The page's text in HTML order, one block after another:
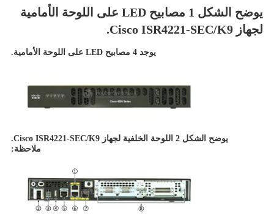
يوضح الشكل 1 مصابيح LED على اللوحة الأمامية
لجهاز Cisco ISR4221-SEC/K9.
يوجد 4 مصابيح LED على اللوحة الأمامية.
يوضح الشكل 2 اللوحة الخلفية لجهاز Cisco ISR4221-SEC/K9.
ملاحظة: